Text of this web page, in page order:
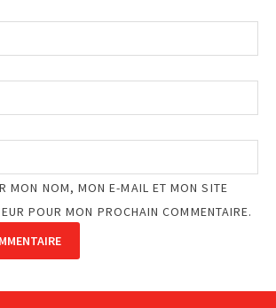
MON NOM, MON E-MAIL ET MON SITE
POUR MON PROCHAIN COMMENTAIRE.